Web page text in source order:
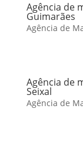
Agência de
Guimarães
Agência de
Agência de
Seixal
Agência de